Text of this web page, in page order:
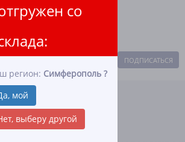
со
регион: Симферополь ?
мой
выберу другой
и информационную
ПОДПИСАТЬСЯ